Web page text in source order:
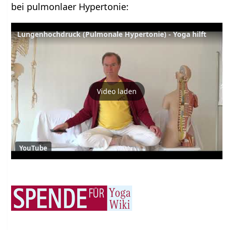
bei pulmonlaer Hypertonie:
Lungenhochdruck (Pulmonale Hypertonie) - Yoga hilft
Video laden
YouTube